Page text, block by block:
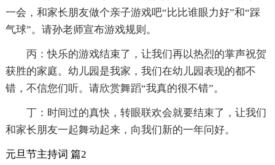
一会，和家长朋友做个亲子游戏吧“比比谁眼力好”和“踩
气球”。请孙老师宣布游戏规则。
丙：快乐的游戏结束了，让我们再以热烈的掌声祝贺
获胜的家庭。幼儿园是我家，我们在幼儿园表现的都不
错，不信您们听。请欣赏舞蹈“我真的很不错”。
丁：时间过的真快，转眼联欢会就要结束了，让我们
和家长朋友一起舞动起来，向我们新的一年问好。
元旦节主持词 篇2